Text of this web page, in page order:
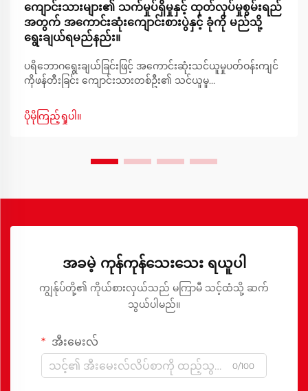
ကျောင်းသားများ၏ သက်မှုပ်ရှိမှုနှင့် ထုတ်လုပ်မှုစွမ်းရည်
အတွက် အကောင်းဆုံးကျောင်းစားပွဲနှင့် ခုံကို မည်သို့
ရွေးချယ်ရမည်နည်း။
ပရိဘောဂရွေးချယ်ခြင်းဖြင့် အကောင်းဆုံးသင်ယူမှုပတ်ဝန်းကျင်
ကိုဖန်တီးခြင်း ကျောင်းသားတစ်ဦး၏ သင်ယူမှု
မူတည်ပါသည်။ ကျောင်းသားများသည်နေ့စဉ်နာရီပေါင်းများစွာ
စားပွဲတွင်ထိုင်နေရသည့်အခါ အဆင်ပြေမှုကို အလေးထား
ပိုမိုကြည့်ရှုပါ။
အခမဲ့ ကုန်ကုန်သေးသေး ရယူပါ
ကျွန်ုပ်တို့၏ ကိုယ်စားလှယ်သည် မကြာမီ သင့်ထံသို့ ဆက်
သွယ်ပါမည်။
အီးမေးလ်
0/100